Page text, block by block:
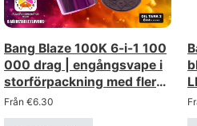
Bang Blaze 100K 6-i-1 100
000 drag | engångsvape i
storförpackning med flera
alternativ
Från €6.30